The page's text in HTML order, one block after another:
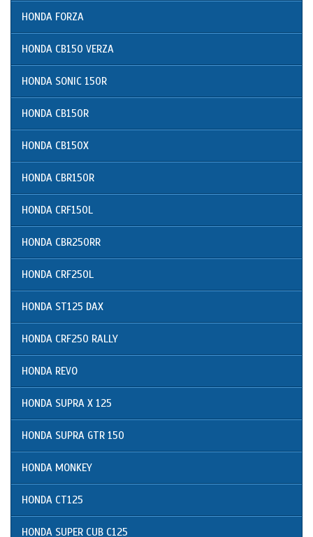
HONDA FORZA
HONDA CB150 VERZA
HONDA SONIC 150R
HONDA CB150R
HONDA CB150X
HONDA CBR150R
HONDA CRF150L
HONDA CBR250RR
HONDA CRF250L
HONDA ST125 DAX
HONDA CRF250 RALLY
HONDA REVO
HONDA SUPRA X 125
HONDA SUPRA GTR 150
HONDA MONKEY
HONDA CT125
HONDA SUPER CUB C125